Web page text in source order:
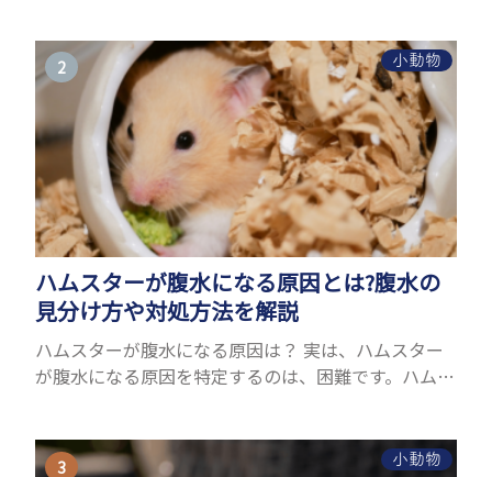
でしょうか...
小動物
ハムスターが腹水になる原因とは?腹水の
見分け方や対処方法を解説
ハムスターが腹水になる原因は？ 実は、ハムスター
が腹水になる原因を特定するのは、困難です。ハムス
理由はさま...
小動物